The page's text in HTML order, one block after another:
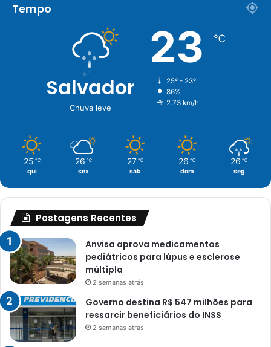
Tempo
Salvador
Chuva leve
23 ℃
25º - 23º
86%
2.73 km/h
25 ℃
qui
26 ℃
sex
27 ℃
sáb
26 ℃
dom
26 ℃
seg
Postagens Recentes
Anvisa aprova medicamentos
pediátricos para lúpus e esclerose
múltipla
2 semanas atrás
Governo destina R$ 547 milhões para
ressarcir beneficiários do INSS
2 semanas atrás